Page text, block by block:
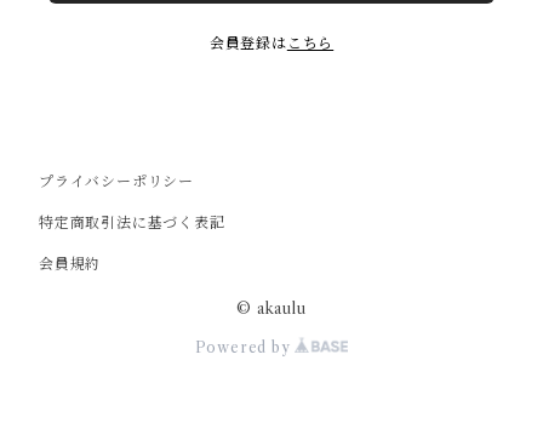
会員登録は こちら
プライバシーポリシー
特定商取引法に基づく表記
会員規約
© akaulu
Powered by